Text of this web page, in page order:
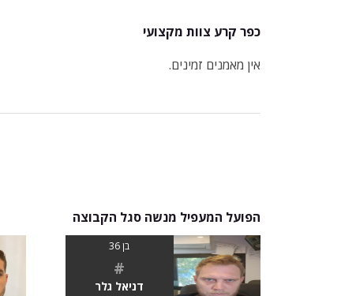
כפר קרע צוות מקצועי
אין מאמנים זמינים.
הפועל המעפיל מנשה סגל הקבוצה
בן 36
#
דניאל גלר